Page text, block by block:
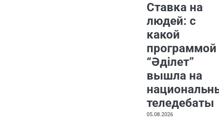
Ставка на
людей: с
какой
программой
“Әділет”
вышла на
теледебаты
05.08.2026